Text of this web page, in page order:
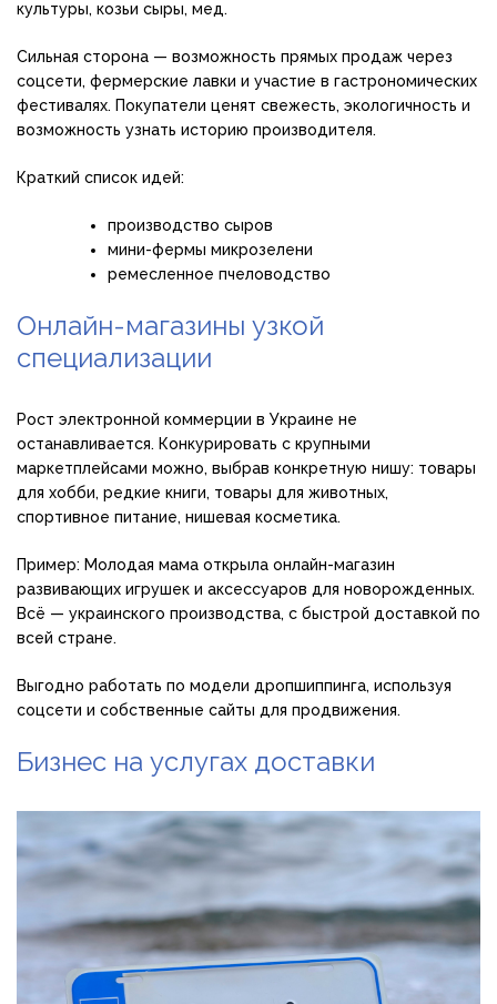
культуры, козьи сыры, мед.
Сильная сторона — возможность прямых продаж через
соцсети, фермерские лавки и участие в гастрономических
фестивалях. Покупатели ценят свежесть, экологичность и
возможность узнать историю производителя.
Краткий список идей:
производство сыров
мини-фермы микрозелени
ремесленное пчеловодство
Онлайн-магазины узкой
специализации
Рост электронной коммерции в Украине не
останавливается. Конкурировать с крупными
маркетплейсами можно, выбрав конкретную нишу: товары
для хобби, редкие книги, товары для животных,
спортивное питание, нишевая косметика.
Пример: Молодая мама открыла онлайн-магазин
развивающих игрушек и аксессуаров для новорожденных.
Всё — украинского производства, с быстрой доставкой по
всей стране.
Выгодно работать по модели дропшиппинга, используя
соцсети и собственные сайты для продвижения.
Бизнес на услугах доставки